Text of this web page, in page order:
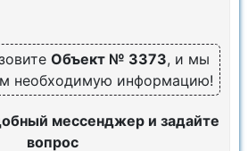
Объект № 3373, и мы
необходимую информацию!
мессенджер и задайте
вопрос